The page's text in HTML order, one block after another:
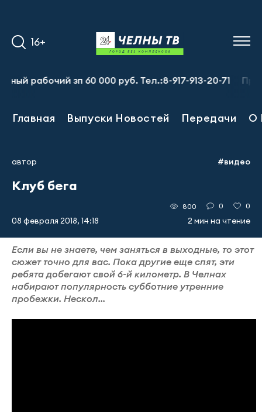
16+
зп 60 000 руб. Тел.:8-917-913-20-71
Главная Выпуски Новостей Передачи О
автор #видео
Клуб бега
08 февраля 2018, 14:18
800 0 0
2 мин на чтение
Если вы не знаете, чем заняться в выходные, то этот
сюжет точно для вас. Пока другие еще спят, эти
ребята добегают свой 6-й километр. В Челнах
набирают популярность субботние утренние
пробежки. Нескол...